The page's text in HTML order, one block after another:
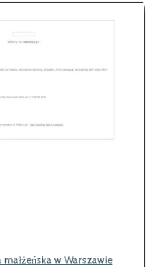
w Warszawie